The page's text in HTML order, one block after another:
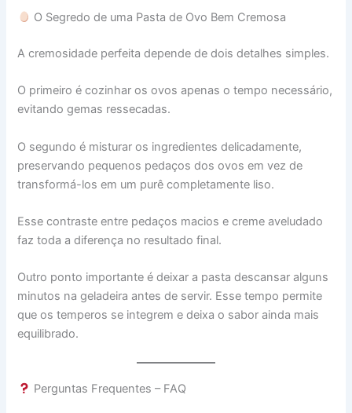
O Segredo de uma Pasta de Ovo Bem Cremosa
A cremosidade perfeita depende de dois detalhes simples.
O primeiro é cozinhar os ovos apenas o tempo necessário,
evitando gemas ressecadas.
O segundo é misturar os ingredientes delicadamente,
preservando pequenos pedaços dos ovos em vez de
transformá-los em um purê completamente liso.
Esse contraste entre pedaços macios e creme aveludado
faz toda a diferença no resultado final.
Outro ponto importante é deixar a pasta descansar alguns
minutos na geladeira antes de servir. Esse tempo permite
que os temperos se integrem e deixa o sabor ainda mais
equilibrado.
Perguntas Frequentes – FAQ